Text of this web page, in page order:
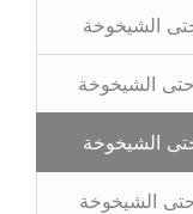
الشيخوخة
الشيخوخة
الشيخوخة
الشيخوخة